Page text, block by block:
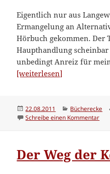
Eigentlich nur aus
Ermangelung an
Hörbuch gekommen. Der
Haupthandlung
unbedingt Anreiz für
[weiterlesen]
Biff”
Veröffentlicht
am
22.08.2011 Kategorien
Bücherecke
Schreibe einen Kommentarzu
Der Weg der